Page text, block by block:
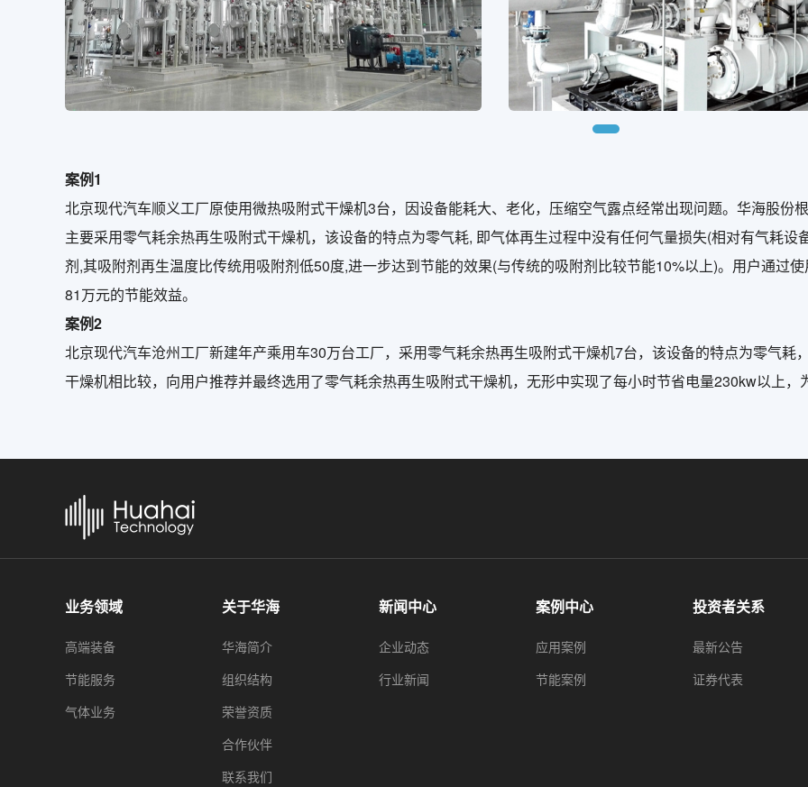
案例1
北京现代汽车顺义工厂原使用微热吸附式干燥机3台，因设备能耗大、老化，压缩空气露点经常出现问题。华海股份
主要采用零气耗余热再生吸附式干燥机，该设备的特点为零气耗, 即气体再生过程中没有任何气量损失(相对有气耗
剂,其吸附剂再生温度比传统用吸附剂低50度,进一步达到节能的效果(与传统的吸附剂比较节能10%以上)。用户通过
81万元的节能效益。
案例2
北京现代汽车沧州工厂新建年产乘用车30万台工厂，采用零气耗余热再生吸附式干燥机7台，该设备的特点为零气
干燥机相比较，向用户推荐并最终选用了零气耗余热再生吸附式干燥机，无形中实现了每小时节省电量230kw以上
业务领域
高端装备
节能服务
气体业务
关于华海
华海简介
组织结构
荣誉资质
合作伙伴
联系我们
新闻中心
企业动态
行业新闻
案例中心
应用案例
节能案例
投资者关系
最新公告
证券代表